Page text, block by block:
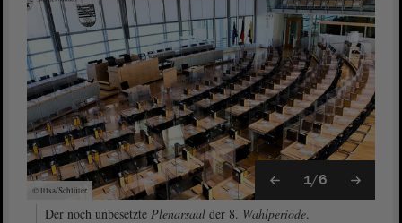
© ltlsa/Schlüter
1/6
Der noch unbesetzte Plenarsaal der 8. Wahlperiode.